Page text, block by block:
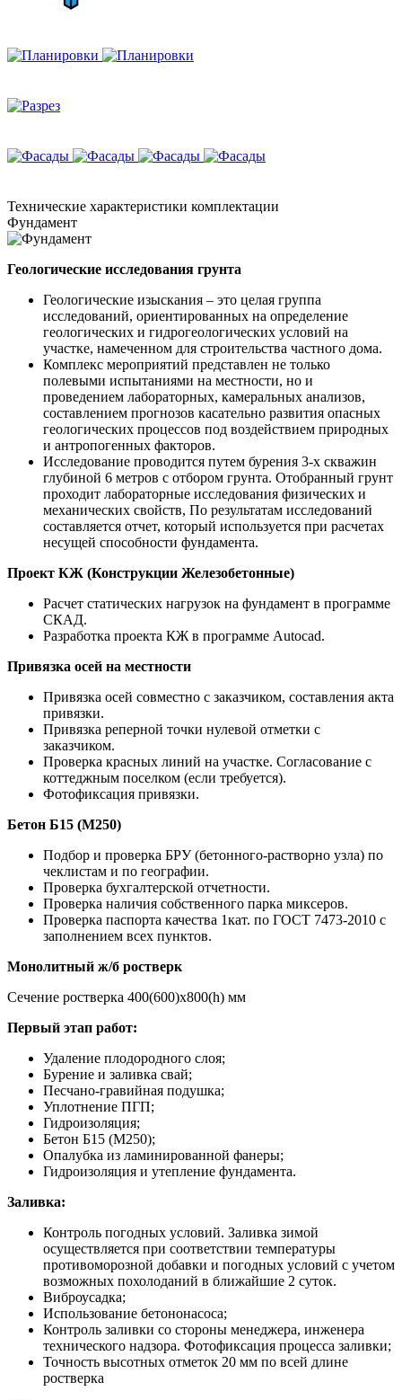
Технические характеристики комплектации
Фундамент
Геологические исследования грунта
Геологические изыскания – это целая группа
исследований, ориентированных на определение
геологических и гидрогеологических условий на
участке, намеченном для строительства частного дома.
Комплекс мероприятий представлен не только
полевыми испытаниями на местности, но и
проведением лабораторных, камеральных анализов,
составлением прогнозов касательно развития опасных
геологических процессов под воздействием природных
и антропогенных факторов.
Исследование проводится путем бурения 3-х скважин
глубиной 6 метров с отбором грунта. Отобранный грунт
проходит лабораторные исследования физических и
механических свойств, По результатам исследований
составляется отчет, который используется при расчетах
несущей способности фундамента.
Проект КЖ (Конструкции Железобетонные)
Расчет статических нагрузок на фундамент в программе
СКАД.
Разработка проекта КЖ в программе Autocad.
Привязка осей на местности
Привязка осей совместно с заказчиком, составления акта
привязки.
Привязка реперной точки нулевой отметки с
заказчиком.
Проверка красных линий на участке. Согласование с
коттеджным поселком (если требуется).
Фотофиксация привязки.
Бетон Б15 (М250)
Подбор и проверка БРУ (бетонного-растворно узла) по
чеклистам и по географии.
Проверка бухгалтерской отчетности.
Проверка наличия собственного парка миксеров.
Проверка паспорта качества 1кат. по ГОСТ 7473-2010 с
заполнением всех пунктов.
Монолитный ж/б ростверк
Сечение ростверка 400(600)х800(h) мм
Первый этап работ:
Удаление плодородного слоя;
Бурение и заливка свай;
Песчано-гравийная подушка;
Уплотнение ПГП;
Гидроизоляция;
Бетон Б15 (М250);
Опалубка из ламинированной фанеры;
Гидроизоляция и утепление фундамента.
Заливка:
Контроль погодных условий. Заливка зимой
осуществляется при соответствии температуры
противоморозной добавки и погодных условий с учетом
возможных похолоданий в ближайшие 2 суток.
Виброусадка;
Использование бетононасоса;
Контроль заливки со стороны менеджера, инженера
технического надзора. Фотофиксация процесса заливки;
Точность высотных отметок 20 мм по всей длине
ростверка